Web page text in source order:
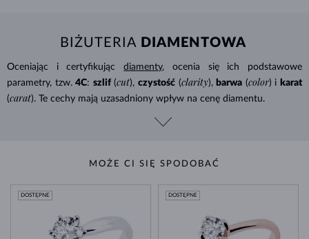
BIŻUTERIA DIAMENTOWA
Oceniając i certyfikującdiamenty, ocenia się ich podstawowe
parametry, tzw. 4C: szlif (cut), czystość (clarity), barwa (color) i karat
(carat). Te cechy mają uzasadniony wpływ na cenę diamentu.
MOŻE CI SIĘ SPODOBAĆ
DOSTĘPNE DOSTĘPNE